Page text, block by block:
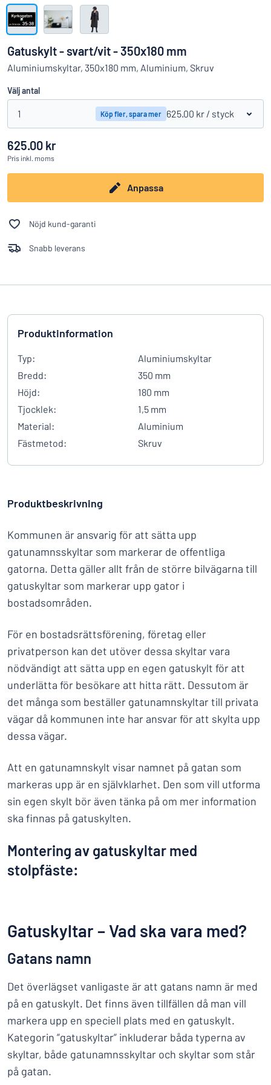
Hittar du inte det du söker? Börja designa din skylt
Visa alla kategorier
Logga
in
Kundservice
Privatperson Företag
Gatuskylt - svart/vit - 350x180 mm
Aluminiumskyltar, 350x180 mm, Aluminium, Skruv
Välj antal
1 Köp fler, spara mer 625.00 kr / styck
625.00 kr
Pris inkl. moms
Anpassa
Nöjd kund-garanti
Snabb leverans
Produktinformation
Typ:
Aluminiumskyltar
Bredd:
350 mm
Höjd:
180 mm
Tjocklek:
1,5 mm
Material:
Aluminium
Fästmetod:
Skruv
Produktbeskrivning
Kommunen är ansvarig för att sätta upp
gatunamnsskyltar som markerar de offentliga
gatorna. Detta gäller allt från de större bilvägarna till
gatuskyltar som markerar upp gator i
bostadsområden.
För en bostadsrättsförening, företag eller
privatperson kan det utöver dessa skyltar vara
nödvändigt att sätta upp en egen gatuskylt för att
underlätta för besökare att hitta rätt. Dessutom är
det många som beställer gatunamnskyltar till privata
vägar då kommunen inte har ansvar för att skylta upp
dessa vägar.
Att en gatunamnskylt visar namnet på gatan som
markeras upp är en självklarhet. Den som vill utforma
sin egen skylt bör även tänka på om mer information
ska finnas på gatuskylten.
Montering av gatuskyltar med
stolpfäste:
Gatuskyltar – Vad ska vara med?
Gatans namn
Det överlägset vanligaste är att gatans namn är med
på en gatuskylt. Det finns även tillfällen då man vill
markera upp en speciell plats med en gatuskylt.
Kategorin ”gatuskyltar” inkluderar båda typerna av
skyltar, både gatunamnsskyltar och skyltar som står
på gatan.